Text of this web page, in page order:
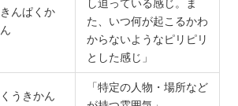
きんぱくか
ん
し迫っている感じ。ま
た、いつ何が起こるかわ
からないようなピリピリ
とした感じ」
くうきかん
「特定の人物・場所など